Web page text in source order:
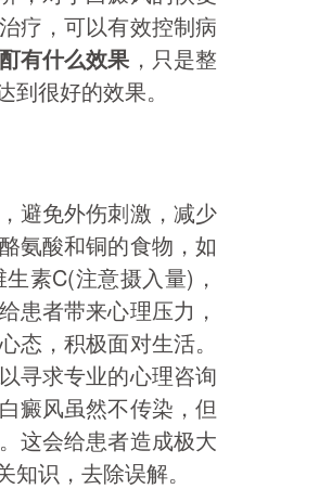
疗，可以有效控制病
有什么效果，只是整
很好的效果。
避免外伤刺激，减少
氨酸和铜的食物，如
素C(注意摄入量)，
患者带来心理压力，
态，积极面对生活。
寻求专业的心理咨询
癜风虽然不传染，但
这会给患者造成极大
识，去除误解。